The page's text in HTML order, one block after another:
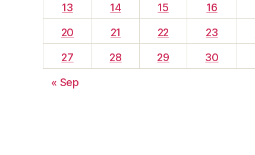
13
14 15 16
20
21 22 23
27
28 29 30
« Sep